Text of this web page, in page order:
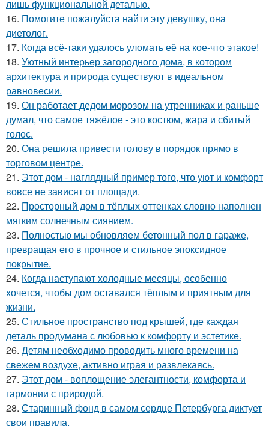
лишь функциональной деталью.
16. Помогите пожалуйста найти эту девушку, она
диетолог.
17. Когда всё-таки удалось уломать её на кое-что этакое!
18. Уютный интерьер загородного дома, в котором
архитектура и природа существуют в идеальном
равновесии.
19. Он работает дедом морозом на утренниках и раньше
думал, что самое тяжёлое - это костюм, жара и сбитый
голос.
20. Она решила привести голову в порядок прямо в
торговом центре.
21. Этот дом - наглядный пример того, что уют и комфорт
вовсе не зависят от площади.
22. Просторный дом в тёплых оттенках словно наполнен
мягким солнечным сиянием.
23. Полностью мы обновляем бетонный пол в гараже,
превращая его в прочное и стильное эпоксидное
покрытие.
24. Когда наступают холодные месяцы, особенно
хочется, чтобы дом оставался тёплым и приятным для
жизни.
25. Стильное пространство под крышей, где каждая
деталь продумана с любовью к комфорту и эстетике.
26. Детям необходимо проводить много времени на
свежем воздухе, активно играя и развлекаясь.
27. Этот дом - воплощение элегантности, комфорта и
гармонии с природой.
28. Старинный фонд в самом сердце Петербурга диктует
свои правила.